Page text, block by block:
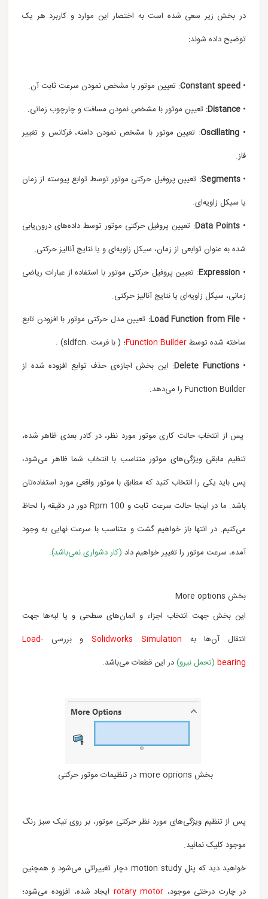
در بخش زیر سعی شده است به اختصار این موارد و کاربرد هر یک
توضیح داده شوند:
•
Constant speed: تعیین موتور با مشخص نمودن سرعت ثابت آن.
•
Distance: تعیین موتور با مشخص نمودن مسافت و چارچوب زمانی.
•
Oscillating: تعیین موتور با مشخص نمودن دامنه، فرکانس و تغییر
فاز.
•
Segments: تعیین پروفیل حرکتی موتور توسط توابع پیوسته از زمان
یا سیکل زاویه‌ای.
•
Data Points: تعیین پروفیل حرکتی موتور توسط داده‌های درون‌یابی
شده به عنوان توابعی از زمان، سیکل زاویه‌ای و یا نتایج آنالیز حرکتی.
•
Expression: تعیین پروفیل حرکتی موتور با استفاده از عبارات ریاضی
زمانی، سیکل زاویه‌ای یا نتایج آنالیز حرکتی.
•
Load Function from File: تعیین مدل حرکتی موتور با افزودن تابع
ساخته شده توسطFunction Builder؛ ( با فرمت .sldfcn) .
•
Delete Functions
: این بخش اجازه‌ی حذف توابع افزوده شده از
Function Builder را می‌دهد.
پس از انتخاب حالت کاری موتور مورد نظر، در کادر بعدی ظاهر شده،
تنظیم مابقی ویژگی‌های موتور متناسب با انتخاب شما ظاهر می‌شود،
پس باید یکی را انتخاب کنید که مطابق با موتور واقعی مورد استفاده‌تان
باشد. ما در اینجا حالت سرعت ثابت و Rpm 100 دور در دقیقه را لحاظ
می‌کنیم. در انتها باز خواهیم گشت و متناسب با سرعت نهایی به وجود
آمده، سرعت موتور را تغییر خواهیم داد (کار دشواری نمی‌باشد).
بخش More options
این بخش جهت انتخاب اجزاء و المان‌های سطحی و یا لبه‌ها جهت
انتقال آن‌ها به Solidworks Simulationو بررسی Load-
bearing (تحمل نیرو)در این قطعات می‌باشد.
بخش more oprions در تنظیمات موتور حرکتی
پس از تنظیم ویژگی‌های مورد نظر حرکتی موتور، بر روی تیک سبز رنگ
موجود کلیک نمائید.
خواهید دید که پنل motion study دچار تغییراتی می‌شود و همچنین
در چارت درختی موجود، rotary motor ایجاد شده، افزوده می‌شود؛